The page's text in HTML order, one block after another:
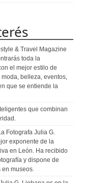
& Travel Magazine
toda la
el mejor estilo de
belleza, eventos,
que se entiende la
que combinan
Fotografa Julia G.
exponente de la
en León. Ha recibido
y dispone de
en museos.